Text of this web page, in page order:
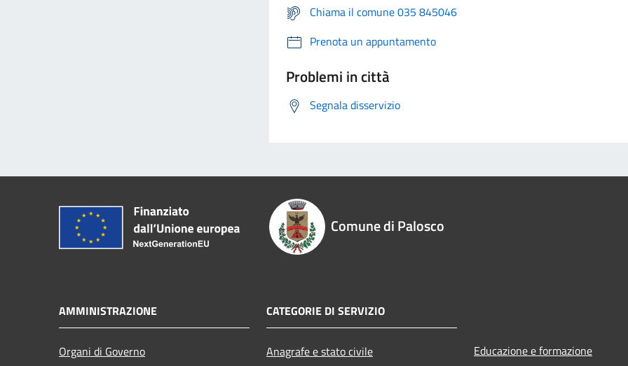
Chiama il comune 035 845046
Prenota un appuntamento
Problemi in città
Segnala disservizio
Comune di Palosco
AMMINISTRAZIONE
Organi di Governo
CATEGORIE DI SERVIZIO
Anagrafe e stato civile
Educazione e formazione